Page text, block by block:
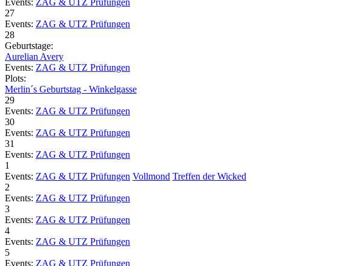
Events: ZAG & UTZ Prüfungen
27
Events: ZAG & UTZ Prüfungen
28
Geburtstage:
Aurelian Avery
Events: ZAG & UTZ Prüfungen
Plots:
Merlin´s Geburtstag - Winkelgasse
29
Events: ZAG & UTZ Prüfungen
30
Events: ZAG & UTZ Prüfungen
31
Events: ZAG & UTZ Prüfungen
1
Events: ZAG & UTZ Prüfungen Vollmond Treffen der Wicked
2
Events: ZAG & UTZ Prüfungen
3
Events: ZAG & UTZ Prüfungen
4
Events: ZAG & UTZ Prüfungen
5
Events: ZAG & UTZ Prüfungen